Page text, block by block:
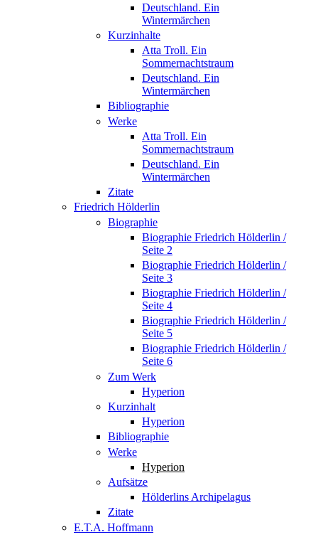
Deutschland. Ein
Wintermärchen
Kurzinhalte
Atta Troll. Ein
Sommernachtstraum
Deutschland. Ein
Wintermärchen
Bibliographie
Werke
Atta Troll. Ein
Sommernachtstraum
Deutschland. Ein
Wintermärchen
Zitate
Friedrich Hölderlin
Biographie
Biographie Friedrich Hölderlin /
Seite 2
Biographie Friedrich Hölderlin /
Seite 3
Biographie Friedrich Hölderlin /
Seite 4
Biographie Friedrich Hölderlin /
Seite 5
Biographie Friedrich Hölderlin /
Seite 6
Zum Werk
Hyperion
Kurzinhalt
Hyperion
Bibliographie
Werke
Hyperion
Aufsätze
Hölderlins Archipelagus
Zitate
E.T.A. Hoffmann